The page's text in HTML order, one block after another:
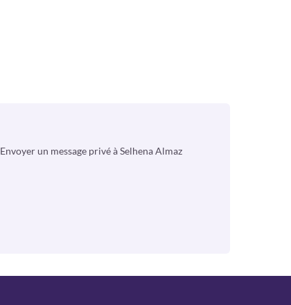
Envoyer un message privé à Selhena Almaz